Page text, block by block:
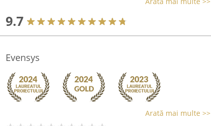
9.7
Evensys
Arată mai multe >>